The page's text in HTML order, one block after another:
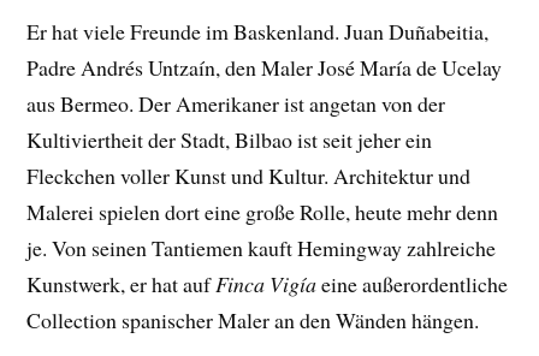
Er hat viele Freunde im Baskenland. Juan Duñabeitia,
Padre Andrés Untzaín, den Maler José María de Ucelay
aus Bermeo. Der Amerikaner ist angetan von der
Kultiviertheit der Stadt, Bilbao ist seit jeher ein
Fleckchen voller Kunst und Kultur. Architektur und
Malerei spielen dort eine große Rolle, heute mehr denn
je. Von seinen Tantiemen kauft Hemingway zahlreiche
Kunstwerk, er hat aufFinca Vigíaeine außerordentliche
Collection spanischer Maler an den Wänden hängen.